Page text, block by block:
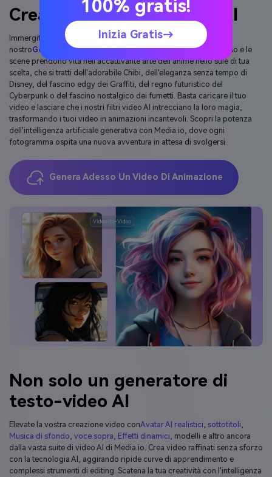
Crea video di animazione AI
Immergiti nel regno degli anime o dei cartoni animati con il
nostroGeneratore di video di animazione AI. Guarda te stesso e le
scene prendono vita nell'accattivante arte dell'anime nello stile di tua
scelta, che si tratti dell'adorabile Chibi, dell'eleganza senza tempo di
Disney, del fascino edgy dei Graffiti, del regno futuristico del
Cyberpunk o del fascino nostalgico dei fumetti. Basta caricare il tuo
video e lasciare che i nostri filtri video AI intrecciano la loro magia,
trasformando i tuoi video in animazioni incantevoli. Scopri la potenza
dell'intelligenza artificiale generativa con Media.io, dove ogni
fotogramma ospita una nuova avventura in attesa di svolgersi.
Genera Adesso Un Video Di Animazione
Non solo un generatore di
testo-video AI
Elevate la vostra creazione video conAvatar AI realistici, sottotitoli,
Musica di sfondo, voce sopra, Effetti dinamici, modelli e altro ancora
dalla vasta suite di video AI di Media.io. Crea video raffinati senza sforzo
con la tecnologia AI, aggirando ripide curve di apprendimento e
complessi strumenti di editing. Scatena la tua creatività con l'intelligenza
100% gratis!
Inizia Gratis→